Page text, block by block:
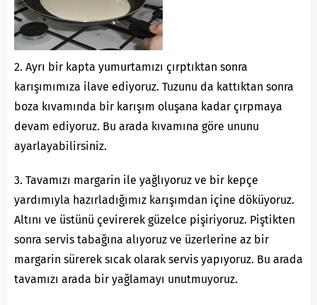
2. Ayrı bir kapta yumurtamızı çırptıktan sonra
karışımımıza ilave ediyoruz. Tuzunu da kattıktan sonra
boza kıvamında bir karışım oluşana kadar çırpmaya
devam ediyoruz. Bu arada kıvamına göre ununu
ayarlayabilirsiniz.
3. Tavamızı margarin ile yağlıyoruz ve bir kepçe
yardımıyla hazırladığımız karışımdan içine döküyoruz.
Altını ve üstünü çevirerek güzelce pişiriyoruz. Piştikten
sonra servis tabağına alıyoruz ve üzerlerine az bir
margarin sürerek sıcak olarak servis yapıyoruz. Bu arada
tavamızı arada bir yağlamayı unutmuyoruz.